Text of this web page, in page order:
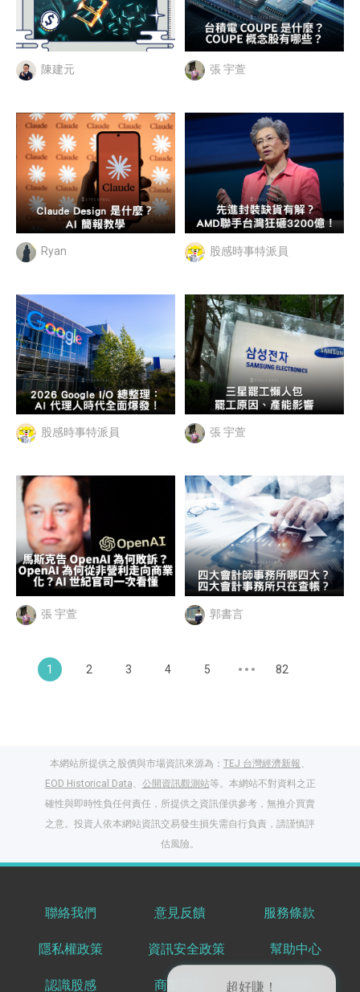
陳建元 張 宇萱
Ryan 股感時事特派員
股感時事特派員 張 宇萱
張 宇萱 郭書言
1 2 3 4 5 82
本網站所提供之股價與市場資訊來源為： TEJ 台灣經濟新報、
EOD Historical Data、 公開資訊觀測站等。本網站不對資料之正
確性與即時性負任何責任，所提供之資訊僅供參考，無推介買賣
之意。投資人依本網站資訊交易發生損失需自行負責，請謹慎評
估風險。
聯絡我們 意見反饋 服務條款
隱私權政策 資訊安全政策 幫助中心
認識股感 商業服務 共享知識
登入股感會員，閱讀